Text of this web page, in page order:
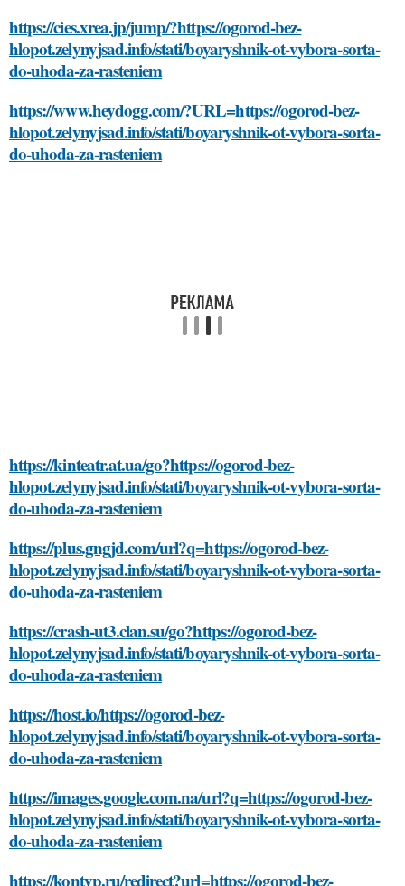
https://cies.xrea.jp/jump/?https://ogorod-bez-
hlopot.zelynyjsad.info/stati/boyaryshnik-ot-vybora-sorta-
do-uhoda-za-rasteniem
https://www.heydogg.com/?URL=https://ogorod-bez-
hlopot.zelynyjsad.info/stati/boyaryshnik-ot-vybora-sorta-
do-uhoda-za-rasteniem
https://kinteatr.at.ua/go?https://ogorod-bez-
hlopot.zelynyjsad.info/stati/boyaryshnik-ot-vybora-sorta-
do-uhoda-za-rasteniem
https://plus.gngjd.com/url?q=https://ogorod-bez-
hlopot.zelynyjsad.info/stati/boyaryshnik-ot-vybora-sorta-
do-uhoda-za-rasteniem
https://crash-ut3.clan.su/go?https://ogorod-bez-
hlopot.zelynyjsad.info/stati/boyaryshnik-ot-vybora-sorta-
do-uhoda-za-rasteniem
https://host.io/https://ogorod-bez-
hlopot.zelynyjsad.info/stati/boyaryshnik-ot-vybora-sorta-
do-uhoda-za-rasteniem
https://images.google.com.na/url?q=https://ogorod-bez-
hlopot.zelynyjsad.info/stati/boyaryshnik-ot-vybora-sorta-
do-uhoda-za-rasteniem
https://kontyp.ru/redirect?url=https://ogorod-bez-